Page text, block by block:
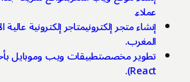
عملاء.
إنشاء متجر إلكترونيمتاجر إلكترونية عالية
المغرب.
تطوير مخصص
React).